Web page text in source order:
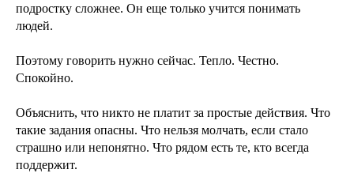
подростку сложнее. Он еще только учится понимать
людей.
Поэтому говорить нужно сейчас. Тепло. Честно.
Спокойно.
Объяснить, что никто не платит за простые действия. Что
такие задания опасны. Что нельзя молчать, если стало
страшно или непонятно. Что рядом есть те, кто всегда
поддержит.